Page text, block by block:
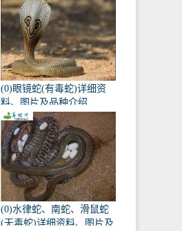
(0)眼镜蛇(有毒蛇)详细资
料、图片及品种介绍
(0)水律蛇、南蛇、滑鼠蛇
(无毒蛇)详细资料、图片及